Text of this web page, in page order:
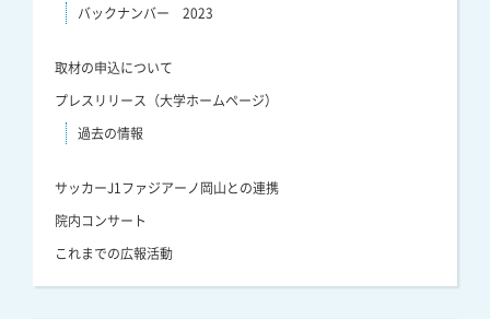
バックナンバー 2023
取材の申込について
プレスリリース（大学ホームページ）
過去の情報
サッカーJ1ファジアーノ岡山との連携
院内コンサート
これまでの広報活動